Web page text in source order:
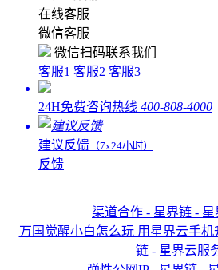
在线客服
微信客服
微信扫码联系我们
客服1 客服2 客服3
24H免费咨询热线 400-808-4000
建议反馈 （7x24小时）
反馈
渠道合作 - 星界链 -
万国觉醒小白怎么玩 用星界云手
链 - 星界云服